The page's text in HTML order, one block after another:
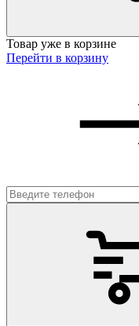
Товар уже в корзине
Перейти в корзину